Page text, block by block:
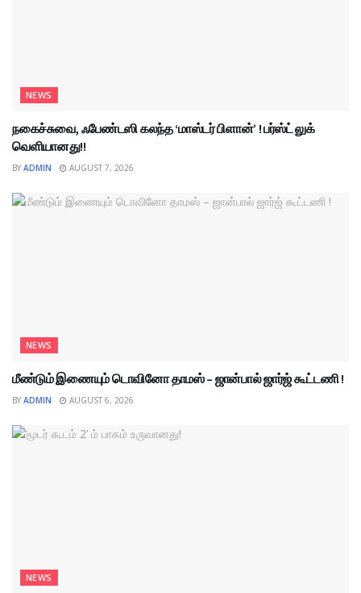
NEWS
நகைச்சுவை, ஃபேண்டஸி கலந்த ‘மாஸ்டர் பிளான்’ ! பர்ஸ்ட் லுக்
வெளியானது!!
BY ADMIN AUGUST 7, 2026
NEWS
மீண்டும் இணையும் டொவினோ தாமஸ் – ஜான்பால் ஜார்ஜ் கூட்டணி !
BY ADMIN AUGUST 6, 2026
NEWS